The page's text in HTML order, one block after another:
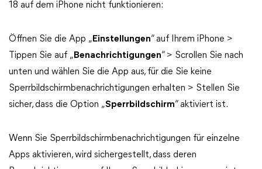
18 auf dem iPhone nicht funktionieren:
Öffnen Sie die App „ Einstellungen“ auf Ihrem iPhone >
Tippen Sie auf „ Benachrichtigungen“ > Scrollen Sie nach
unten und wählen Sie die App aus, für die Sie keine
Sperrbildschirmbenachrichtigungen erhalten > Stellen Sie
sicher, dass die Option „Sperrbildschirm“ aktiviert ist.
Wenn Sie Sperrbildschirmbenachrichtigungen für einzelne
Apps aktivieren, wird sichergestellt, dass deren